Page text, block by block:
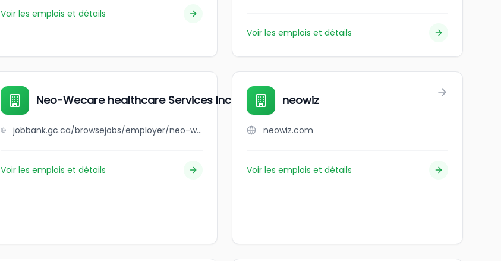
Voir les emplois et détails
Voir les emplois et détails
Neo-Wecare healthcare Services Inc
jobbank.gc.ca/browsejobs/employer/neo-wecare+healthcare+services+inc/ca
Voir les emplois et détails
neowiz
neowiz.com
Voir les emplois et détails